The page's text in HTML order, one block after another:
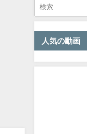
人気の動画